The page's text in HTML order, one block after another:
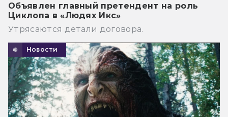
Объявлен главный претендент на роль
Циклопа в «Людях Икс»
Утрясаются детали договора.
Новости